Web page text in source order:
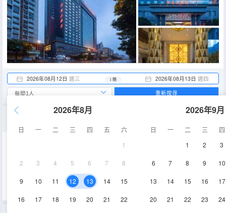
2026年08月12日 週三 2026年08月13日 週四
1 晚
2026年8月
日 一 二 三 四 五
六
1
2 3 4 5 6 7 8
9 10 11 12 13 14 15
16 17 18 19 20 21 22
2026年9月
日 一 二 三
四
1
2 3
6 7 8 9 10
13 14 15 16 17
20 21 22 23 24
重新搜尋
空調